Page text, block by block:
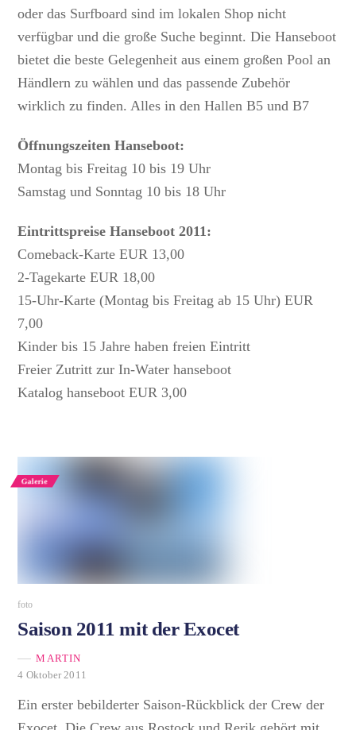
oder das Surfboard sind im lokalen Shop nicht
verfügbar und die große Suche beginnt. Die Hanseboot
bietet die beste Gelegenheit aus einem großen Pool an
Händlern zu wählen und das passende Zubehör
wirklich zu finden. Alles in den Hallen B5 und B7
Öffnungszeiten Hanseboot:
Montag bis Freitag 10 bis 19 Uhr
Samstag und Sonntag 10 bis 18 Uhr
Eintrittspreise Hanseboot 2011:
Comeback-Karte EUR 13,00
2-Tagekarte EUR 18,00
15-Uhr-Karte (Montag bis Freitag ab 15 Uhr) EUR
7,00
Kinder bis 15 Jahre haben freien Eintritt
Freier Zutritt zur In-Water hanseboot
Katalog hanseboot EUR 3,00
Galerie
foto
Saison 2011 mit der Exocet
MARTIN
4 Oktober 2011
Ein erster bebilderter Saison-Rückblick der Crew der